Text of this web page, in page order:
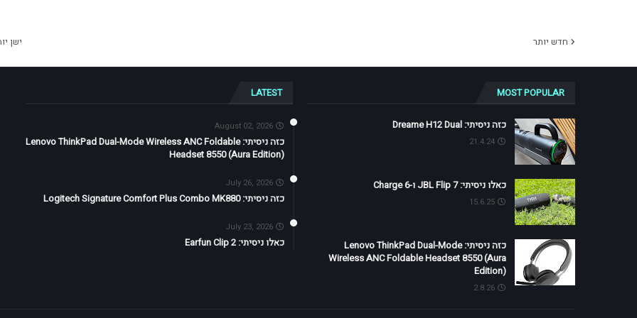
חדש יותר ישן
MOST POPULAR
כזה ניסיתי: Dreame H12 Dual
21.4.24
כאלו ניסיתי: JBL Flip 7 ו-Charge 6
15.6.25
כזה ניסיתי: Lenovo ThinkPad Dual-Mode
Wireless ANC Foldable Headset 8550 (Aura
Edition)
2.8.26
LATEST
August 02, 2026
כזה ניסיתי: Lenovo ThinkPad Dual-Mode Wireless ANC Foldable
Headset 8550 (Aura Edition)
July 26, 2026
כזה ניסיתי: Logitech Signature Comfort Plus Combo MK880
July 23, 2026
כאלו ניסיתי: Earfun Clip 2